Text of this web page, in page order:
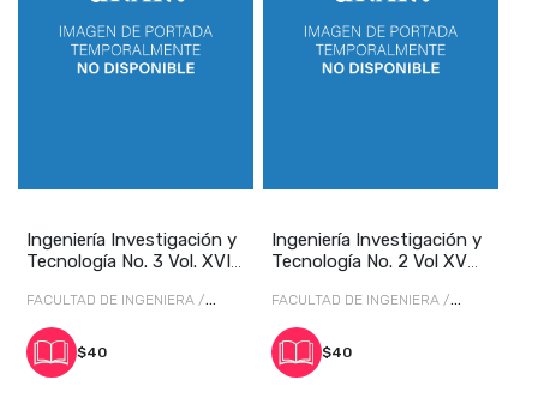
Ingeniería Investigación y
Tecnología No. 3 Vol. XVI
FACULTAD DE INGENIERA /
Eunice Hernández Gómez
$40
Ingeniería Investigación y
Tecnología No. 2 Vol XV
FACULTAD DE INGENIERA /
FACULTAD DE INGENIERIA
$40